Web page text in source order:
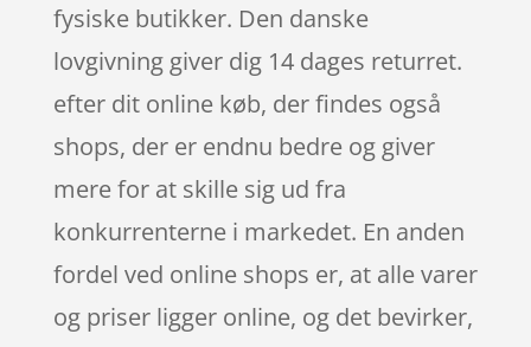
fysiske butikker. Den danske
lovgivning giver dig 14 dages returret.
efter dit online køb, der findes også
shops, der er endnu bedre og giver
mere for at skille sig ud fra
konkurrenterne i markedet. En anden
fordel ved online shops er, at alle varer
og priser ligger online, og det bevirker,